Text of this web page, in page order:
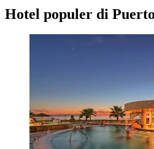
Hotel populer di